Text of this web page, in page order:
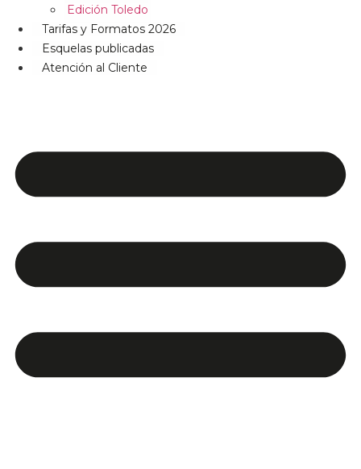
Edición Toledo
Tarifas y Formatos 2026
Esquelas publicadas
Atención al Cliente